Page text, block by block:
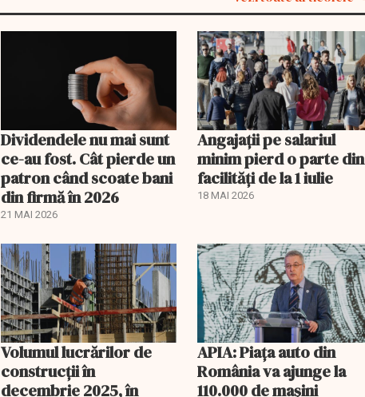
Dividendele nu mai sunt
ce-au fost. Cât pierde un
patron când scoate bani
din firmă în 2026
21 MAI 2026
Angajații pe salariul
minim pierd o parte din
facilități de la 1 iulie
18 MAI 2026
Volumul lucrărilor de
construcții în
decembrie 2025, în
APIA: Piața auto din
România va ajunge la
110.000 de mașini